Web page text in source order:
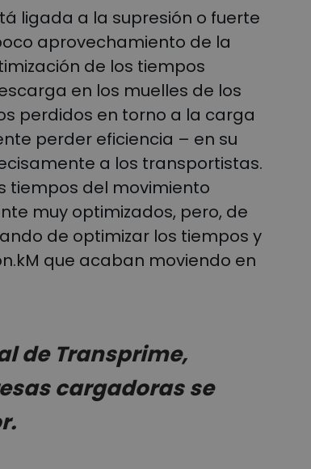
ligada a la supresión o fuerte
aprovechamiento de la
de los tiempos
en los muelles de los
perdidos en torno a la carga
perder eficiencia – en su
a los transportistas.
tiempos del movimiento
muy optimizados, pero, de
de optimizar los tiempos y
que acaban moviendo en
de Transprime,
cargadoras se